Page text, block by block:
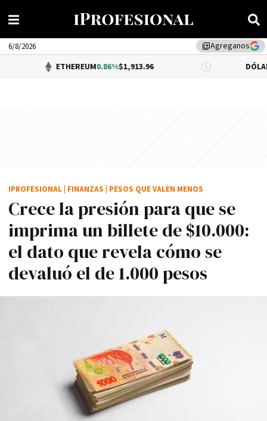
library_addAgreganos
6/8/2026
ETHEREUM0.86%$1,913.96 DÓLAR BNA 0.34%
Crece la presión para que se
imprima un billete de $10.000:
el dato que revela cómo se
devaluó el de 1.000 pesos
IPROFESIONAL FINANZAS PESOS QUE VALEN MENOS